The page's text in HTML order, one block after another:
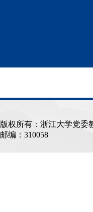
版权所有：浙江大学
邮编：310058